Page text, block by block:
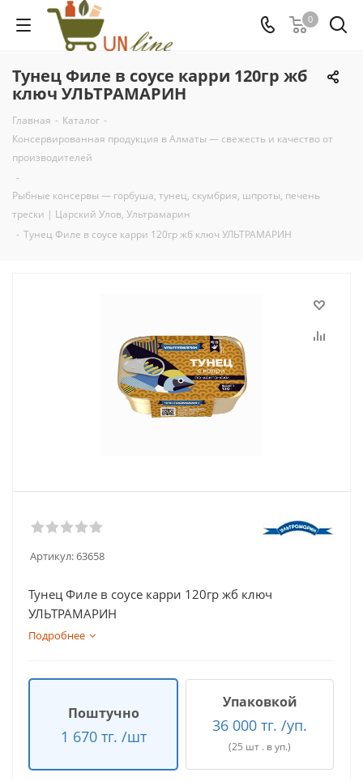
0
Тунец Филе в соусе карри 120гр жб
ключ УЛЬТРАМАРИН
Главная - Каталог -
Консервированная продукция в Алматы — свежесть и качество от
производителей
-
Рыбные консервы — горбуша, тунец, скумбрия, шпроты, печень
трески | Царский Улов, Ультрамарин
- Тунец Филе в соусе карри 120гр жб ключ УЛЬТРАМАРИН
Артикул:63658
Тунец Филе в соусе карри 120гр жб ключ
УЛЬТРАМАРИН
Подробнее
Поштучно
1 670 тг. /шт
Упаковкой
36 000 тг. /уп.
(25 шт . в уп.)